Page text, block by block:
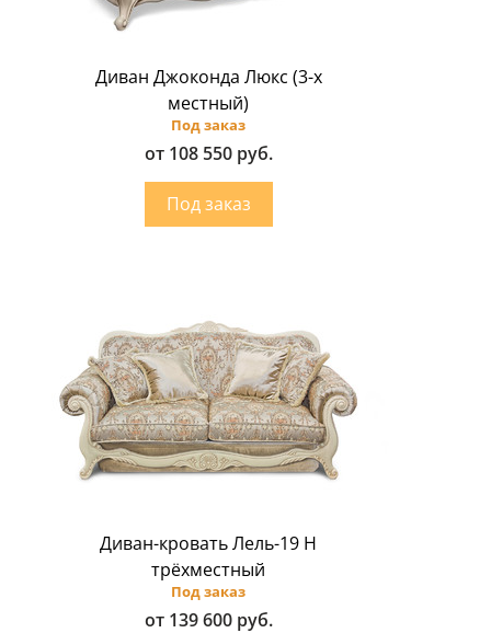
Диван Джоконда Люкс (3-х
местный)
Под заказ
от 108 550 руб.
Диван-кровать Лель-19 Н
трёхместный
Под заказ
от 139 600 руб.